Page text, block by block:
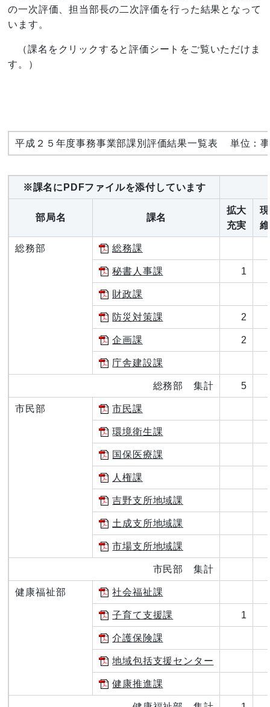
の一次評価、担当部長の二次評価を行った結果となって
います。
（課名をクリックすると評価シートをご覧いただけま
す。）
平成２５年度事務事業部課別評価結果一覧表 単位：
※課名にPDFファイルを添付しています
部局名 課名
拡大
充実
総務部 総務課
秘書人事課 1
財政課
防災対策課 2
企画課 2
庁舎建設課
総務部 集計 5
市民部 市民課
環境衛生課
国保医療課
人権課
吉野支所地域課
土成支所地域課
市場支所地域課
市民部 集計
健康福祉部 社会福祉課
子育て支援課 1
介護保険課
地域包括支援センター
健康推進課